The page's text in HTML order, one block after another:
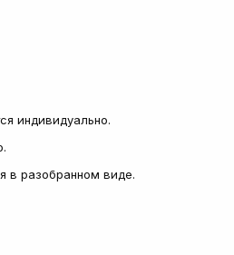
индивидуально.
в разобранном виде.